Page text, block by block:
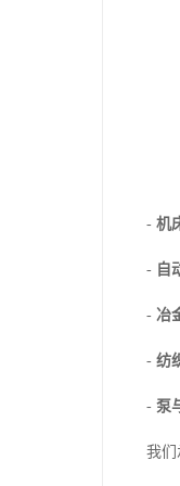
- 机
- 自
- 冶
- 纺
- 泵
我们